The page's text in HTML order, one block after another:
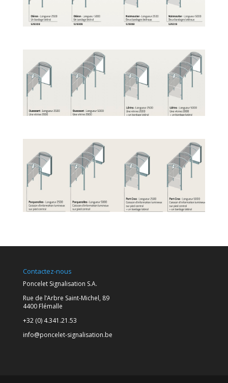
Contactez-nous
Poncelet Signalisation S.A.
Rue de l’Arbre Saint-Michel, 89
4400 Flémalle
+32 (0) 4.341.21.53
info@poncelet-signalisation.be